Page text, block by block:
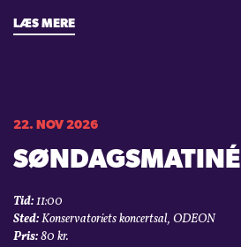
LÆS MERE
22. NOV 2026
SØNDAGSMATINÉ
Tid:11:00
Sted:Konservatoriets koncertsal, ODEON
Pris:80 kr.